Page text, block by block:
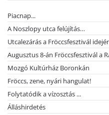
Piacnap...
A Noszlopy utca felújítás…
Utcalezárás a Fröccsfesztivál
Augusztus 8-án Fröccsfesztivál a
Mozgó Kultúrház Boronkán
Fröccs, zene, nyári hangulat!
Folytatódik a vízosztás ...
Álláshirdetés